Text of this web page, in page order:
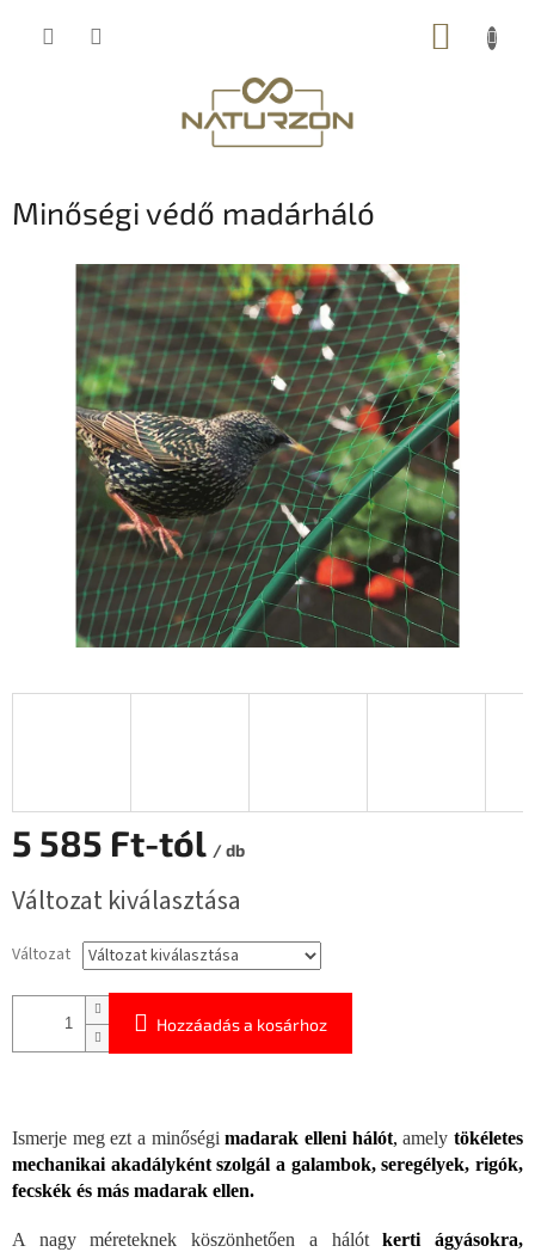
KOSÁR
Minőségi védő madárháló
5 585 Ft-tól / db
Változat kiválasztása
Változat
Hozzáadás a kosárhoz
Ismerje meg ezt a minőségimadarak elleni hálót, amelytökéletes
mechanikai akadályként szolgál a galambok, seregélyek, rigók,
fecskék és más madarak ellen.
A nagy méreteknek köszönhetően a hálótkerti ágyásokra,